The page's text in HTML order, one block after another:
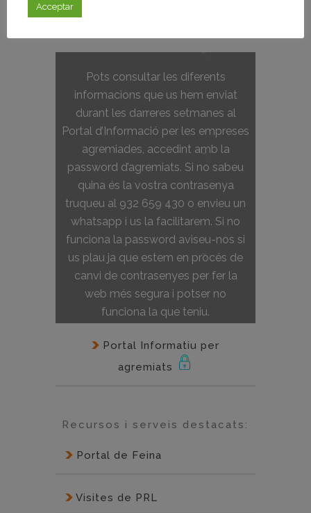
Pots consultar les diferents
informacions que us hem enviat
durant les darreres setmanes al
Portal d’Informació per les empreses
agremiades, accedint amb la
password d’agremiats. Si no sabeu
quina és la vostra contrasenya
truqueu al 932 659 430 o envieu un
whatsapp i us la facilitarem. Si no
funciona la password aviseu-nos si
us plau ja que estem en procés de
canvi de contrasenyes per fer la
web més segura i potser no
funciona la que teniu.
Portal Informatiu per
agremiats
Recursos i serveis destacats:
Portal de Feina
Visites de PRL
Acceptar